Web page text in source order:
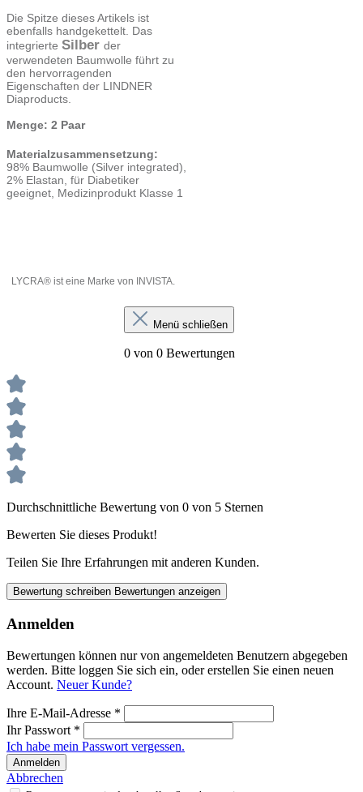
Die Spitze dieses Artikels ist
ebenfalls handgekettelt. Das
integrierte Silber der
verwendeten Baumwolle führt zu
den hervorragenden
Eigenschaften der LINDNER
Diaproducts.
Menge: 2 Paar
Materialzusammensetzung:
98% Baumwolle (Silver integrated),
2% Elastan, für Diabetiker
geeignet, Medizinprodukt Klasse 1
LYCRA® ist eine Marke von INVISTA.
Menü schließen
0 von 0 Bewertungen
Durchschnittliche Bewertung von 0 von 5 Sternen
Bewerten Sie dieses Produkt!
Teilen Sie Ihre Erfahrungen mit anderen Kunden.
Bewertung schreiben Bewertungen anzeigen
Anmelden
Bewertungen können nur von angemeldeten Benutzern abgegeben
werden. Bitte loggen Sie sich ein, oder erstellen Sie einen neuen
Account. Neuer Kunde?
Ihre E-Mail-Adresse *
Ihr Passwort *
Ich habe mein Passwort vergessen.
Anmelden
Abbrechen